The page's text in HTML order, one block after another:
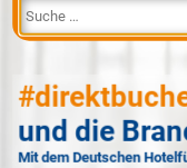
und die
Mit dem Deutschen